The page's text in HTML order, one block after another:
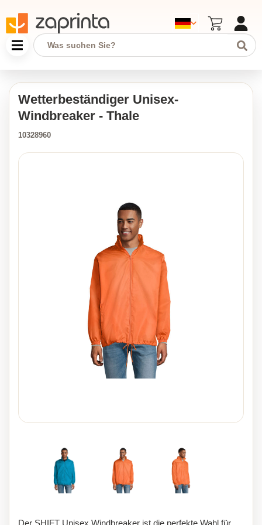
Wetterbeständiger Unisex-
Windbreaker - Thale
10328960
Der SHIFT Unisex Windbreaker ist die perfekte Wahl für